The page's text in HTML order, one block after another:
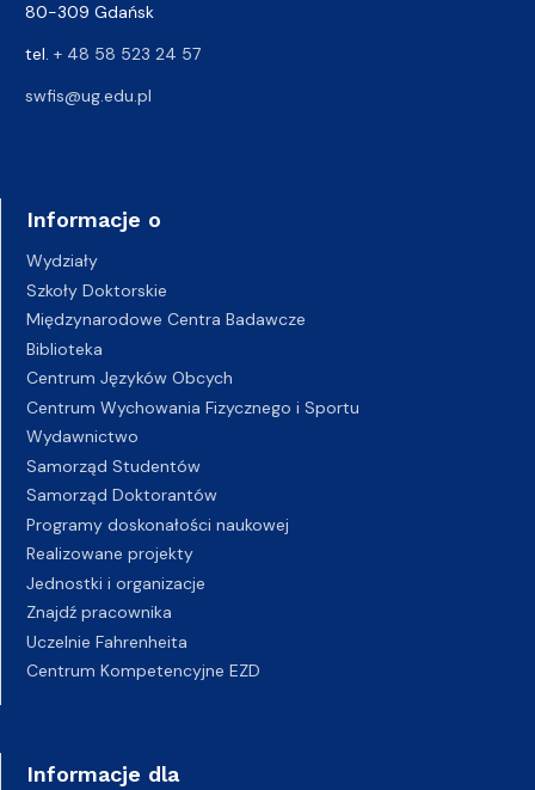
80-309 Gdańsk
tel. + 48 58 523 24 57
swfis@ug.edu.pl
Informacje o
Wydziały
Szkoły Doktorskie
Międzynarodowe Centra Badawcze
Biblioteka
Centrum Języków Obcych
Centrum Wychowania Fizycznego i Sportu
Wydawnictwo
Samorząd Studentów
Samorząd Doktorantów
Programy doskonałości naukowej
Realizowane projekty
Jednostki i organizacje
Znajdź pracownika
Uczelnie Fahrenheita
Centrum Kompetencyjne EZD
Informacje dla